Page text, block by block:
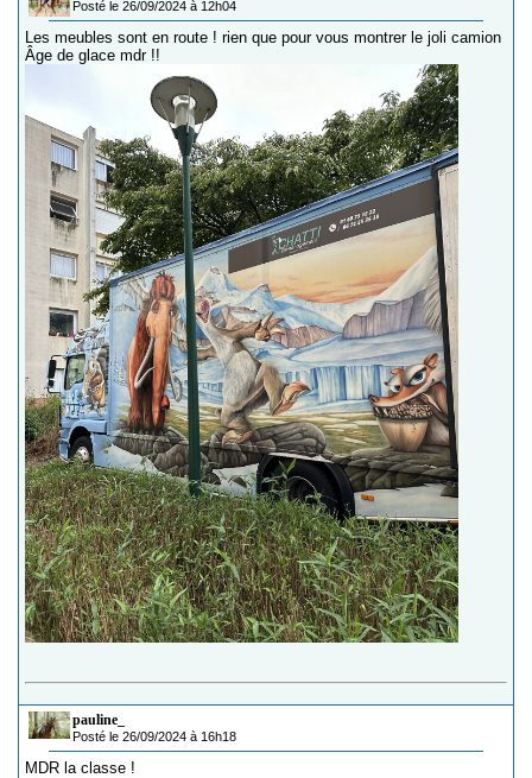
Posté le 26/09/2024 à 12h04
Les meubles sont en route ! rien que pour vous montrer le joli camion
Âge de glace mdr !!
pauline_
Posté le 26/09/2024 à 16h18
MDR la classe !